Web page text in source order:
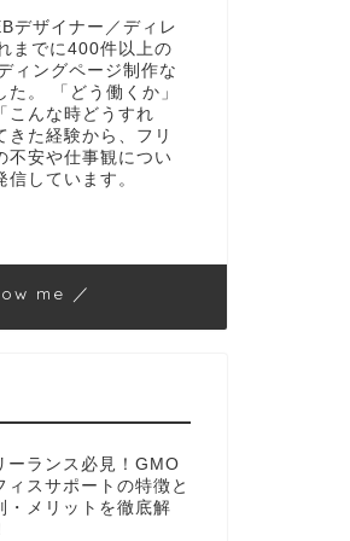
デザイナー／ディレ
までに400件以上の
ィングページ制作な
た。 「どう働くか」
こんな時どうすれ
た経験から、フリ
不安や仕事観につい
しています。
me ／
ーランス必見！GMO
ィスサポートの特徴と
・メリットを徹底解